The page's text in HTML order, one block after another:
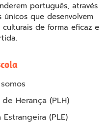
português, através
que desenvolvem
de forma eficaz e
Herança (PLH)
(PLE)